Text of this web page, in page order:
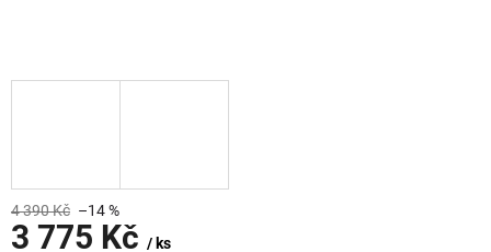
4 390 Kč –14 %
3 775 Kč / ks